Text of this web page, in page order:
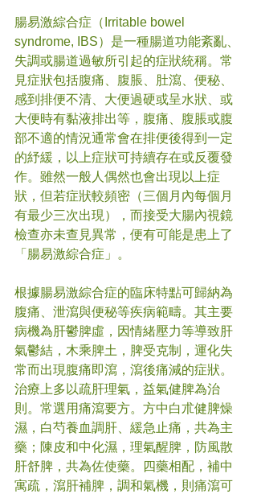
腸易激綜合症（Irritable bowel
syndrome, IBS）是一種腸道功能紊亂、
失調或腸道過敏所引起的症狀統稱。常
見症狀包括腹痛、腹脹、肚瀉、便秘、
感到排便不清、大便過硬或呈水狀、或
大便時有黏液排出等，腹痛、腹脹或腹
部不適的情況通常會在排便後得到一定
的紓緩，以上症狀可持續存在或反覆發
作。雖然一般人偶然也會出現以上症
狀，但若症狀較頻密（三個月內每個月
有最少三次出現），而接受大腸內視鏡
檢查亦未查見異常，便有可能是患上了
「腸易激綜合症」。
根據腸易激綜合症的臨床特點可歸納為
腹痛、泄瀉與便秘等疾病範疇。其主要
病機為肝鬱脾虛，因情緒壓力等導致肝
氣鬱結，木乘脾土，脾受克制，運化失
常而出現腹痛即瀉，瀉後痛減的症狀。
治療上多以疏肝理氣，益氣健脾為治
則。常選用痛瀉要方。方中白朮健脾燥
濕，白芍養血調肝、緩急止痛，共為主
藥；陳皮和中化濕，理氣醒脾，防風散
肝舒脾，共為佐使藥。四藥相配，補中
寓疏，瀉肝補脾，調和氣機，則痛瀉可